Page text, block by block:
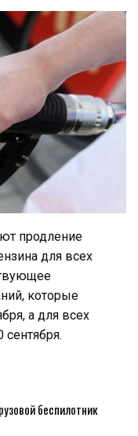
продление
для всех
которые
а для всех
беспилотник